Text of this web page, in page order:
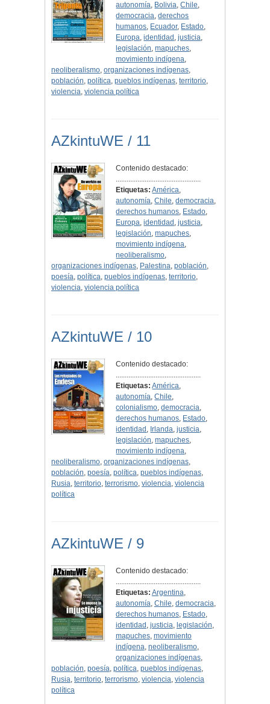
autonomía, Bolivia,Chile,
democracia,derechos
humanos, Ecuador, Estado,
Europa,identidad ,justicia,
legislación,mapuches,
movimiento indígena,
neoliberalismo, organizaciones indígenas,
población, política, pueblos indígenas, territorio,
violencia, violencia política
AZkintuWE / 11
Contenido destacado:
...............................................
Etiquetas: América,
autonomía,Chile,democracia,
derechos humanos, Estado,
Europa,identidad ,justicia,
legislación,mapuches,
movimiento indígena,
neoliberalismo,
organizaciones indígenas, Palestina, población,
poesía, política, pueblos indígenas, territorio,
violencia, violencia política
AZkintuWE / 10
Contenido destacado:
...............................................
Etiquetas: América,
autonomía,Chile,
colonialismo,democracia,
derechos humanos, Estado,
identidad , Irlanda,justicia,
legislación,mapuches,
movimiento indígena,
neoliberalismo, organizaciones indígenas,
población, poesía, política, pueblos indígenas,
Rusia, territorio, terrorismo, violencia, violencia
política
AZkintuWE / 9
Contenido destacado:
...............................................
Etiquetas: Argentina,
autonomía, Chile, democracia,
derechos humanos, Estado,
identidad , justicia, legislación,
mapuches, movimiento
indígena, neoliberalismo,
organizaciones indígenas,
población, poesía, política, pueblos indígenas,
Rusia, territorio, terrorismo, violencia, violencia
política